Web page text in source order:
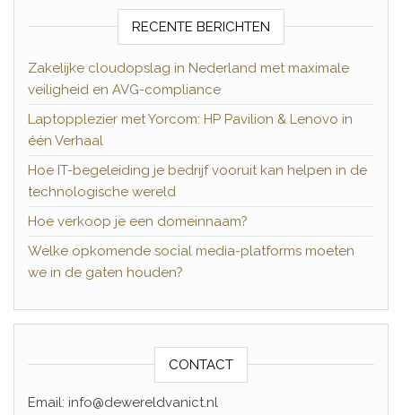
RECENTE BERICHTEN
Zakelijke cloudopslag in Nederland met maximale
veiligheid en AVG-compliance
Laptopplezier met Yorcom: HP Pavilion & Lenovo in
één Verhaal
Hoe IT-begeleiding je bedrijf vooruit kan helpen in de
technologische wereld
Hoe verkoop je een domeinnaam?
Welke opkomende social media-platforms moeten
we in de gaten houden?
CONTACT
Email: info@dewereldvanict.nl